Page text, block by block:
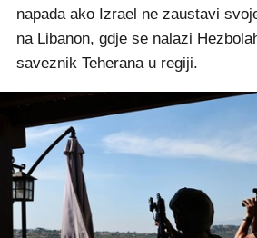
napada ako Izrael ne zaustavi
na Libanon, gdje se nalazi
saveznik Teherana u regiji.